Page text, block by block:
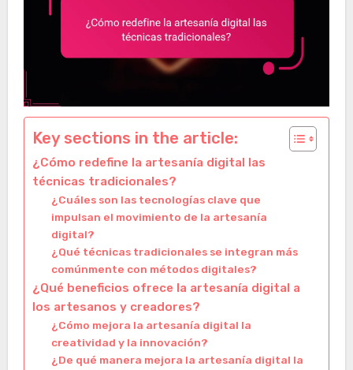
Key sections in the article:
¿Cómo redefine la artesanía digital las
técnicas tradicionales?
¿Cuáles son las tecnologías clave que
impulsan el movimiento de la artesanía
digital?
¿Qué técnicas tradicionales se integran más
comúnmente con métodos digitales?
¿Qué beneficios ofrece la artesanía digital a
los artesanos y creadores?
¿Cómo mejora la artesanía digital la
creatividad y la innovación?
¿De qué manera mejora la artesanía digital la